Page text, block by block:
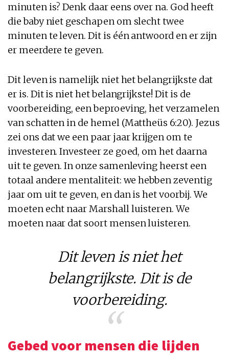
minuten is? Denk daar eens over na. God heeft
die baby niet geschapen om slecht twee
minuten te leven. Dit is één antwoord en er zijn
er meerdere te geven.
Dit leven is namelijk niet het belangrijkste dat
er is. Dit is niet het belangrijkste! Dit is de
voorbereiding, een beproeving, het verzamelen
van schatten in de hemel (Mattheüs 6:20). Jezus
zei ons dat we een paar jaar krijgen om te
investeren. Investeer ze goed, om het daarna
uit te geven. In onze samenleving heerst een
totaal andere mentaliteit: we hebben zeventig
jaar om uit te geven, en dan is het voorbij. We
moeten echt naar Marshall luisteren. We
moeten naar dat soort mensen luisteren.
Dit leven is niet het
belangrijkste. Dit is de
voorbereiding.
Gebed voor mensen die lijden